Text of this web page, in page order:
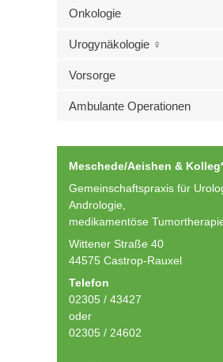
Onkologie
Urogynäkologie ♀
Vorsorge
Ambulante Operationen
Meschede/Aeishen &
Gemeinschaftspraxis für
Andrologie,
medikamentöse
Wittener Straße 40
44575 Castrop-Rauxel
Telefon
02305 / 43427
oder
02305 / 24602